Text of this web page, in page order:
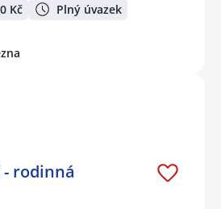
Kč Plný úvazek
rodinná